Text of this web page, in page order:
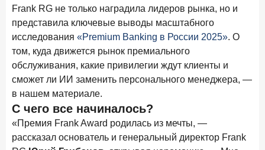
Выгодные тарифы на брокерское обслуживание —
существенный фактор выбора брокера
15 июля 2026 года
Клиенты чаще всего узнают о сберегательных
продуктах из рекламы в интернете и на ТВ
9 июля 2026 года
С ростом благосостояния клиентов-сберегателей
увеличивается и склонность к диверсификации
7 июля 2026 года
Frank RG не только наградила лидеров рынка, но и
представила ключевые выводы масштабного
исследования «Premium Banking в России 2025». О
том, куда движется рынок премиального
обслуживания, какие привилегии ждут клиенты и
сможет ли ИИ заменить персонального менеджера, —
в нашем материале.
С чего все начиналось?
«Премия Frank Award родилась из мечты, —
рассказал основатель и генеральный директор Frank